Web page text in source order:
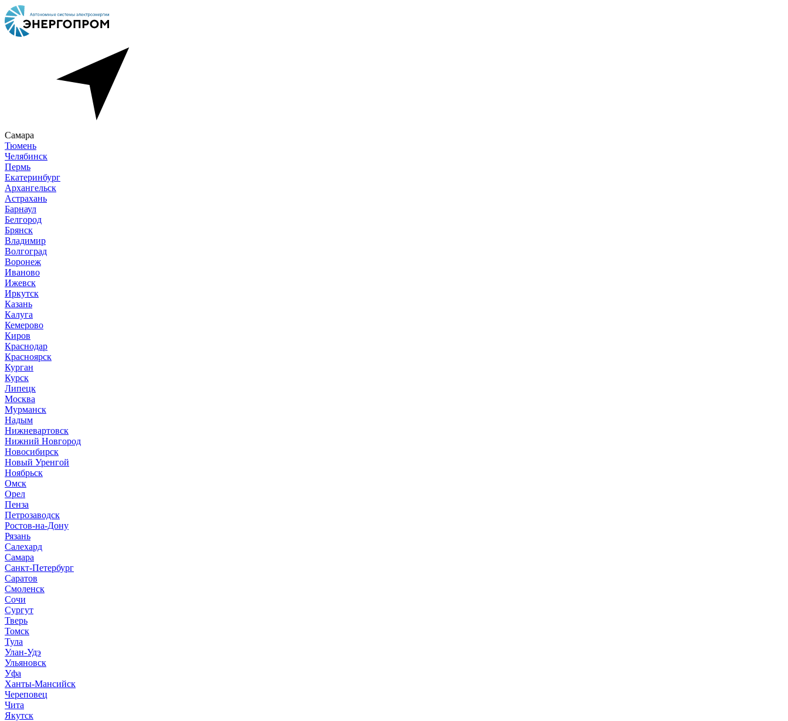
Самара
Тюмень
Челябинск
Пермь
Екатеринбург
Архангельск
Астрахань
Барнаул
Белгород
Брянск
Владимир
Волгоград
Воронеж
Иваново
Ижевск
Иркутск
Казань
Калуга
Кемерово
Киров
Краснодар
Красноярск
Курган
Курск
Липецк
Москва
Мурманск
Надым
Нижневартовск
Нижний Новгород
Новосибирск
Новый Уренгой
Ноябрьск
Омск
Орел
Пенза
Петрозаводск
Ростов-на-Дону
Рязань
Салехард
Самара
Санкт-Петербург
Саратов
Смоленск
Сочи
Сургут
Тверь
Томск
Тула
Улан-Удэ
Ульяновск
Уфа
Ханты-Мансийск
Череповец
Чита
Якутск